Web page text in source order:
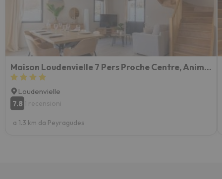
Maison Loudenvielle 7 Pers Proche Centre, Animaux Et Parking - Fr-1-695-65
Loudenvielle
7.8 1 recensioni
a 1.3 km da Peyragudes